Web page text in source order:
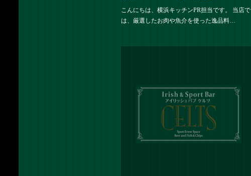
こんにちは、横浜キッチンPR担当です。 当店で
は、厳選したお肉や魚介を使った逸品料…